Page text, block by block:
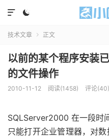


技术文章  正文
以前的某个程序安装
的文件操作
2010-11-12 阅读(1458) 评论(40)
SQLServer2000 在一段时
只能打开企业管理器，对